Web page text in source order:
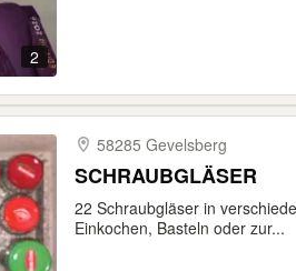
2
58285 Gevelsberg
SCHRAUBGLÄSER
22 Schraubgläser in
Einkochen, Basteln oder zur...